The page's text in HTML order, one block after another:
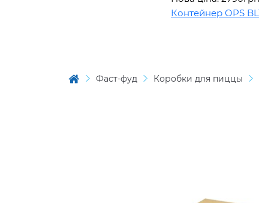
Контейнер OPS BL1508
Фаст-фуд Коробки для пиццы